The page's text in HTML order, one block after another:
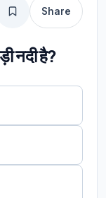
Share
नदी है?